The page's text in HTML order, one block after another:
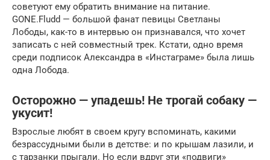
советуют ему обратить внимание на питание.
GONE.Fludd — большой фанат певицы Светланы
Лободы, как-то в интервью он признавался, что хочет
записать с ней совместный трек. Кстати, одно время
среди подписок Александра в «Инстаграме» была лишь
одна Лобода.
Осторожно — упадешь! Не трогай собаку —
укусит!
Взрослые любят в своем кругу вспоминать, какими
безрассудными были в детстве: и по крышам лазили, и
с тарзанки прыгали. Но если вдруг эти «подвиги»